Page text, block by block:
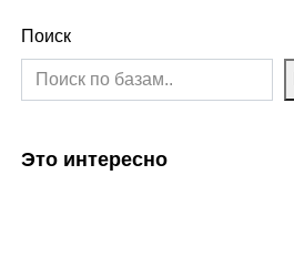
Поиск
Это интересно